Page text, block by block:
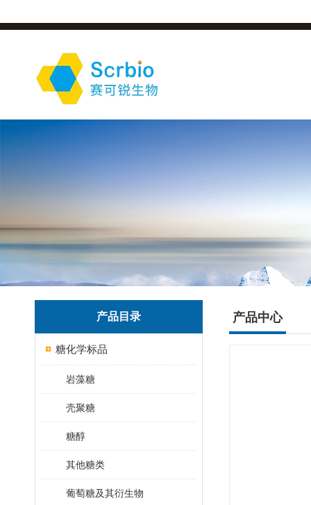
产品目录
糖化学标品
岩藻糖
壳聚糖
糖醇
其他糖类
葡萄糖及其衍生物
产品中心